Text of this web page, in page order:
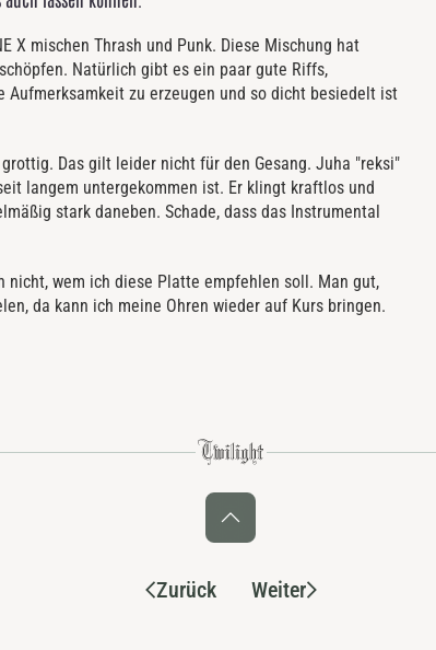
X mischen Thrash und Punk. Diese Mischung hat
Natürlich gibt es ein paar gute Riffs,
zu erzeugen und so dicht besiedelt ist
Das gilt leider nicht für den Gesang. Juha "reksi"
langem untergekommen ist. Er klingt kraftlos und
stark daneben. Schade, dass das Instrumental
nicht, wem ich diese Platte empfehlen soll. Man gut,
da kann ich meine Ohren wieder auf Kurs bringen.
Zurück Weiter